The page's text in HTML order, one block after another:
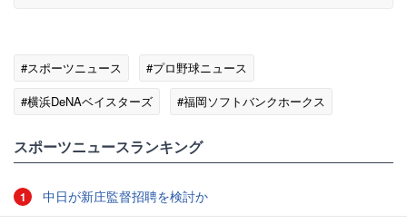
#スポーツニュース
#プロ野球ニュース
#横浜DeNAベイスターズ
#福岡ソフトバンクホークス
スポーツニュースランキング
1 中日が新庄監督招聘を検討か